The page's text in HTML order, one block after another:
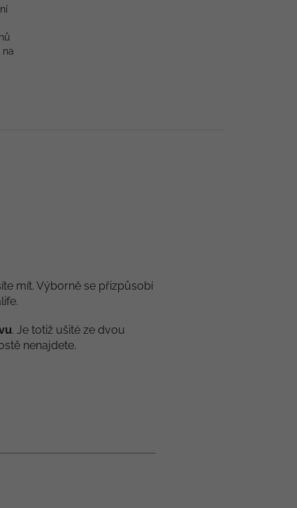
na
mít. Výborně se přizpůsobí
. Je totiž ušité ze dvou
nenajdete.